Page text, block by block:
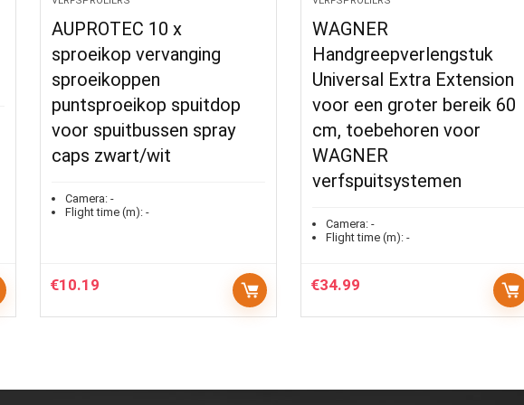
AUPROTEC 10 x
sproeikop vervanging
sproeikoppen
puntsproeikop spuitdop
voor spuitbussen spray
caps zwart/wit
Camera:-
Flight time (m):-
€10.19
WAGNER
Handgreepverlengstuk
Universal Extra Extension
voor een groter bereik 60
cm, toebehoren voor
WAGNER
verfspuitsystemen
Camera: -
Flight time (m): -
€34.99